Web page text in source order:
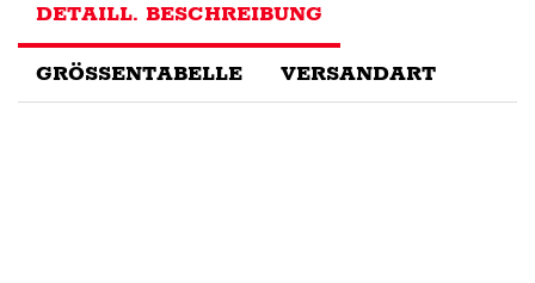
DETAILL. BESCHREIBUNG
GRÖSSENTABELLE VERSANDART